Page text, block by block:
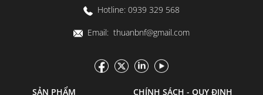
Hotline: 0939 329 568
Email: thuanbnf@gmail.com
SẢN PHẨM
CHÍNH SÁCH - QUY ĐỊNH